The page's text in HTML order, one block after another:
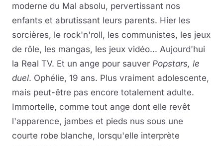
moderne du Mal absolu, pervertissant nos
enfants et abrutissant leurs parents. Hier les
sorcières, le rock'n'roll, les communistes, les jeux
de rôle, les mangas, les jeux vidéo... Aujourd'hui
la Real TV. Et un ange pour sauver Popstars, le
duel. Ophélie, 19 ans. Plus vraiment adolescente,
mais peut-être pas encore totalement adulte.
Immortelle, comme tout ange dont elle revêt
l'apparence, jambes et pieds nus sous une
courte robe blanche, lorsqu'elle interprète